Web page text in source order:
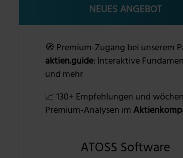
NEUES ANGEBOT
🧭 Premium-Zugang bei unserem
aktien.guide: Interaktive
und mehr
📈 130+ Empfehlungen und
Premium-Analysen im
ATOSS Software